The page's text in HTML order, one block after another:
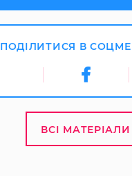
ПОДІЛИТИСЯ В
ВСІ МАТЕРІАЛИ